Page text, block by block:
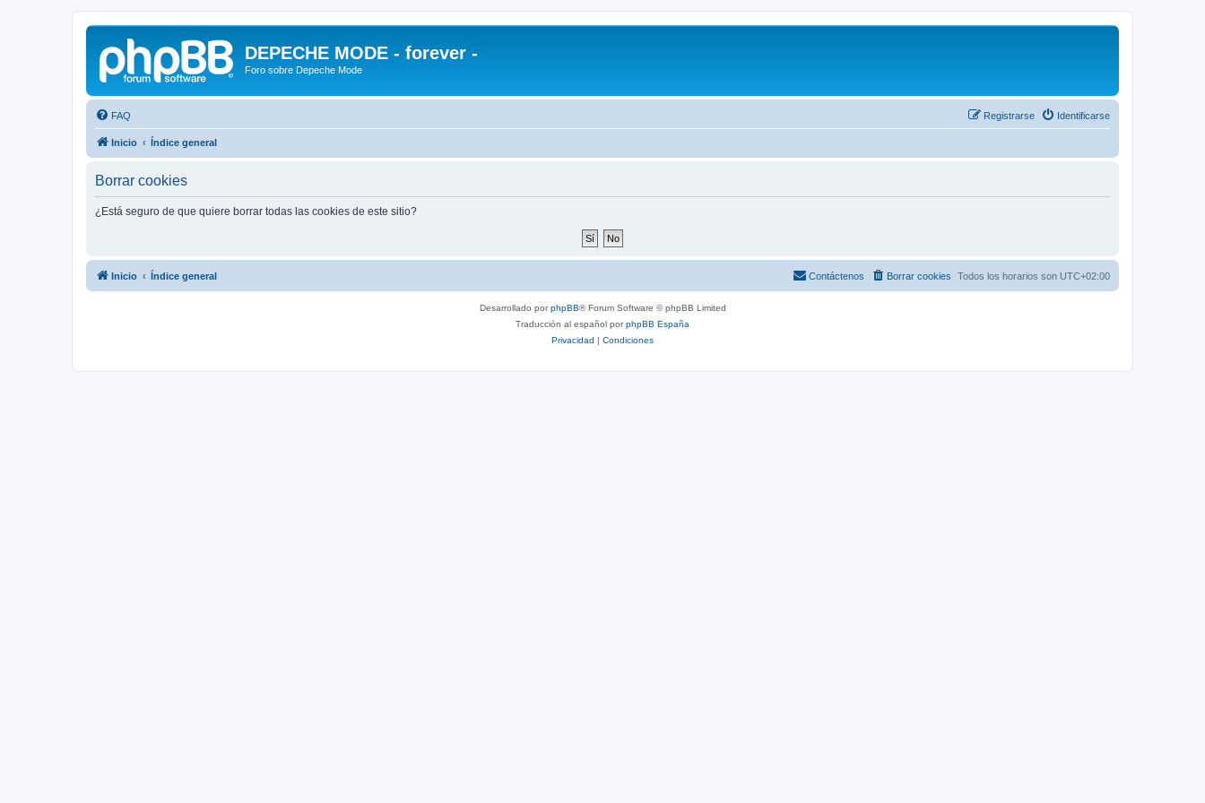
DEPECHE MODE - forever -
Foro sobre Depeche Mode
FAQ Identificarse
Registrarse
Inicio Índice general
Borrar cookies
¿Está seguro de que quiere borrar todas las cookies de este sitio?
Inicio Índice general Todos los horarios son UTC+02:00
Borrar cookies
Contáctenos
Desarrollado porphpBB® Forum Software © phpBB Limited
Traducción al español porphpBB España
Privacidad | Condiciones